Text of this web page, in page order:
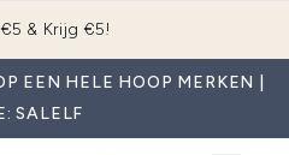
& Krijg €5!
EEN HELE HOOP MERKEN |
SALELF